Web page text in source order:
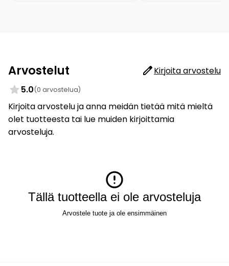
Arvostelut
Kirjoita arvostelu
5.0(0 arvostelua)
Kirjoita arvostelu ja anna meidän tietää mitä mieltä
olet tuotteesta tai lue muiden kirjoittamia
arvosteluja.
Tällä tuotteella ei ole arvosteluja
Arvostele tuote ja ole ensimmäinen